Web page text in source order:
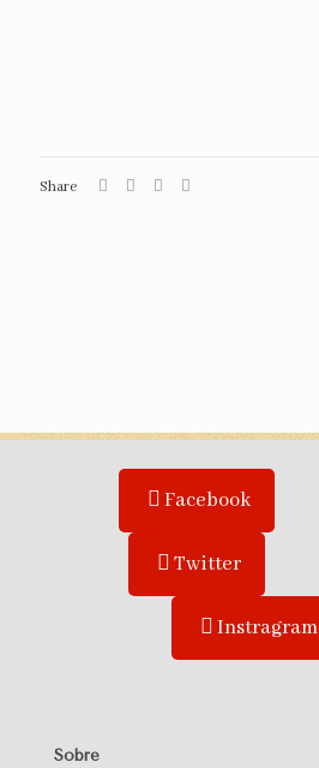
Share
Facebook
Twitter
Instragram
Sobre